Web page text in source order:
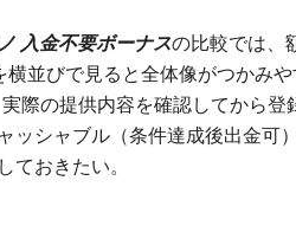
入金不要ボーナスの比較では、
並びで見ると全体像がつかみ
際の提供内容を確認してから
ッシャブル（条件達成後出金可
ておきたい。